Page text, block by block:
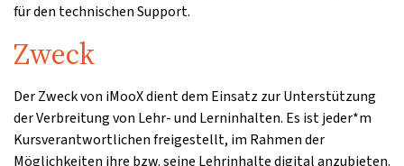
für den technischen Support.
Zweck
Der Zweck von iMooX dient dem Einsatz zur Unterstützung
der Verbreitung von Lehr- und Lerninhalten. Es ist jeder*m
Kursverantwortlichen freigestellt, im Rahmen der
Möglichkeiten ihre bzw. seine Lehrinhalte digital anzubieten.